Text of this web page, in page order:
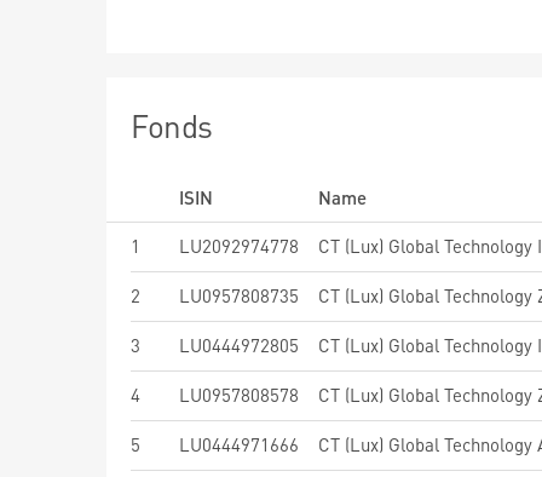
Fonds
ISIN
Name
1
LU2092974778 CT (Lux) Global Technology
2 LU0957808735 CT (Lux) Global Technology
3 LU0444972805 CT (Lux) Global Technology
4 LU0957808578 CT (Lux) Global Technology
5 LU0444971666 CT (Lux) Global Technology